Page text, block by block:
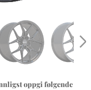
oppgi følgende